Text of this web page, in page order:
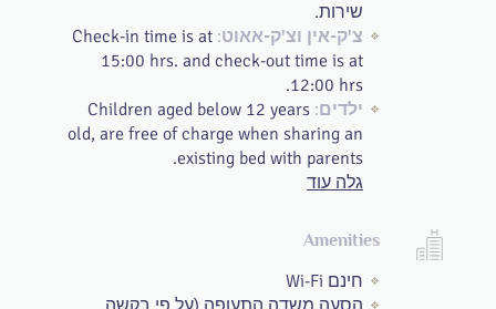
שירות.
צ'ק-אין וצ'ק-אאוט: Check-in time is at
15:00 hrs. and check-out time is at
12:00 hrs.
ילדים: Children aged below 12 years
old, are free of charge when sharing an
existing bed with parents.
גלה עוד
Amenities
חינם Wi-Fi